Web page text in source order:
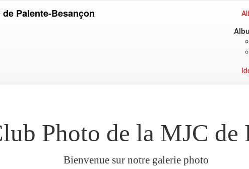
Palente-Besançon
Photo de la MJC de
Bienvenue sur notre galerie photo